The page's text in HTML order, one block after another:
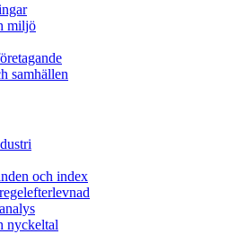
miljö
samhällen
och index
nyckeltal